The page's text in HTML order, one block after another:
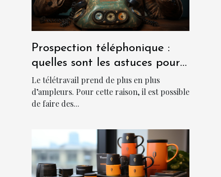
Prospection téléphonique :
quelles sont les astuces pour
sa réussite ?
Le télétravail prend de plus en plus
d’ampleurs. Pour cette raison, il est possible
de faire des...